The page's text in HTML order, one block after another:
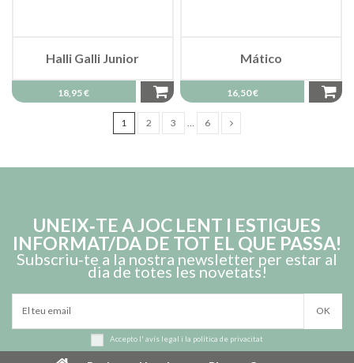
Halli Galli Junior
18,95 €
Mático
16,50 €
1 2 3 … 6
UNEIX‑TE A JOC LENT I ESTIGUES
INFORMAT/DA DE TOT EL QUE PASSA!
Subscriu‑te a la nostra newsletter per estar al
dia de totes les novetats!
Accepto l' avís legal i la política de privacitat